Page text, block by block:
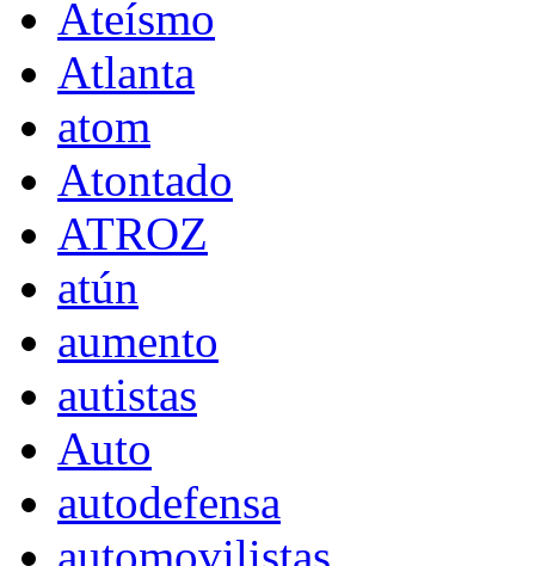
Ateísmo
Atlanta
atom
Atontado
ATROZ
atún
aumento
autistas
Auto
autodefensa